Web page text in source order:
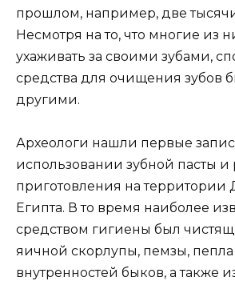
прошлом, например, две
Несмотря на то, что многие из
ухаживать за своими зубами,
средства для очищения зубов
другими.
Археологи нашли первые
использовании зубной пасты и
приготовления на территории
Египта. В то время наиболее
средством гигиены был
яичной скорлупы, пемзы,
внутренностей быков, а также